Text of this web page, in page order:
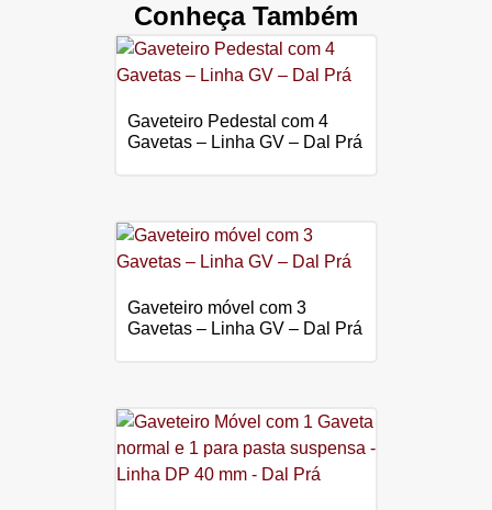
Conheça Também
Gaveteiro Pedestal com 4
Gavetas – Linha GV – Dal Prá
Gaveteiro móvel com 3
Gavetas – Linha GV – Dal Prá